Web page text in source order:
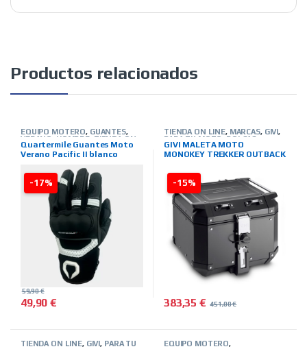
Productos relacionados
-17%
EQUIPO MOTERO, GUANTES,
VERANO
HOMBRE TIENDA ON
LINE,MARCAS ,QUARTER MILE
Quartermile Guantes Moto
Verano Pacific II blanco
49,90€
59,90€
-15%
TIENDA ON LINE, MARCAS, GIVI,
PARA TU MOTO
BOLSAS-
MALETAS-ALFORJAS-OTROS
GIVI MALETA MOTO
MONOKEY TREKKER OUTBACK
383,35€ 451,00€
TIENDA ON LINE, GIVI, PARA TU
EQUIPO MOTERO,